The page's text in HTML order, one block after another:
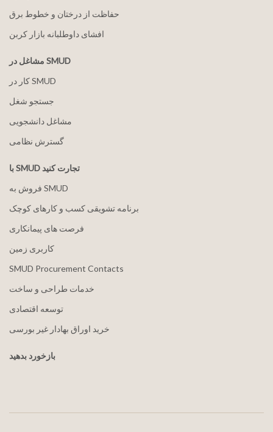
حفاظت از درختان و خطوط برق
افشای داوطلبانه بازار کربن
مشاغل در SMUD
کار در SMUD
جستجو شغل
مشاغل دانشجویی
گسترش نظامی
با SMUD تجارت کنید
فروش به SMUD
برنامه تشویقی کسب و کارهای کوچک
فرصت های پیمانکاری
کاربری زمین
SMUD Procurement Contacts
خدمات طراحی و ساخت
توسعه اقتصادی
خرید اوراق بهادار غیر بورسی
بازخورد بدهید